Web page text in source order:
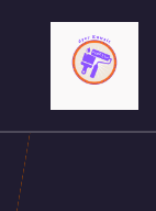
content
شاطر ورخيص تنفيذ